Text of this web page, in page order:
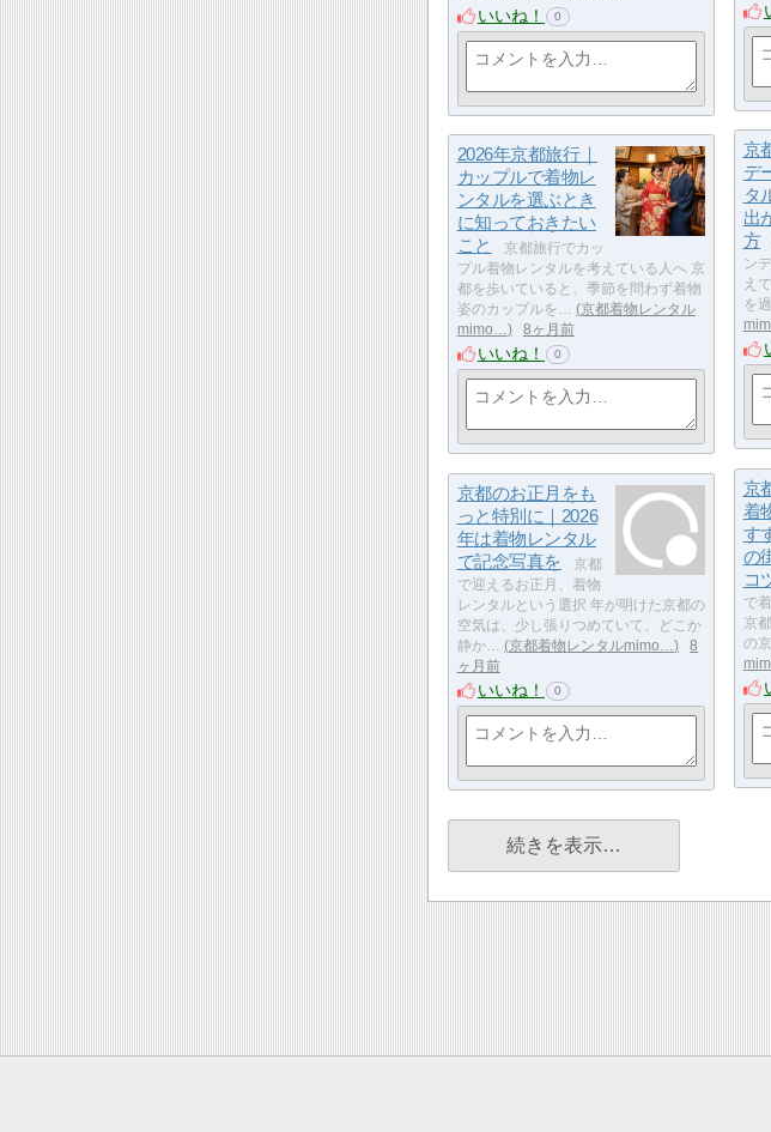
いいね！ 0
京
デ
タ
出
方
ン
え
を
2026年京都旅行｜
カップルで着物レ
ンタルを選ぶとき
に知っておきたい
こと
京都旅行でカッ
プル着物レンタルを考えている人へ 京
都を歩いていると、季節を問わず着物
姿のカップルを…
京都着物レンタル
mimo…
8ヶ月前
いいね！ 0
京
着
す
の
コ
で
京
の
京都のお正月をも
っと特別に｜2026
年は着物レンタル
で記念写真を
京都
で迎えるお正月、着物
レンタルという選択 年が明けた京都の
空気は、少し張りつめていて、どこか
静か…
京都着物レンタルmimo…
8
ヶ月前
いいね！ 0
続きを表示…